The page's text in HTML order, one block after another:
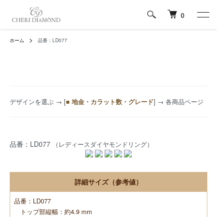
0
ホーム 品番：LD077
デザインを選ぶ → [■ 地金・カラット数・グレード] → 各商品ページ
品番：LD077 （レディースダイヤモンドリング）
詳細サイズ（参考値）
品番：LD077
トップ部縦幅：約4.9 mm